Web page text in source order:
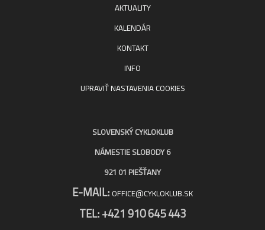
AKTUALITY
KALENDÁR
KONTAKT
INFO
UPRAVIŤ NASTAVENIA COOKIES
SLOVENSKÝ CYKLOKLUB
NÁMESTIE SLOBODY 6
921 01 PIEŠŤANY
E-MAIL: OFFICE@CYKLOKLUB.SK
TEL: +421 910 645 443